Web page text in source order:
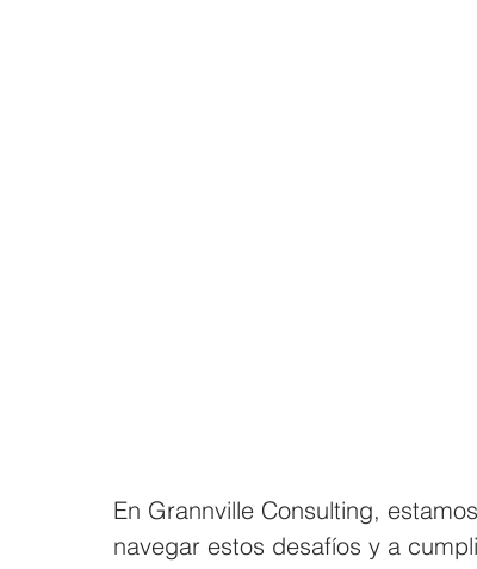
En Grannville Consulting,
navegar estos desafíos y a